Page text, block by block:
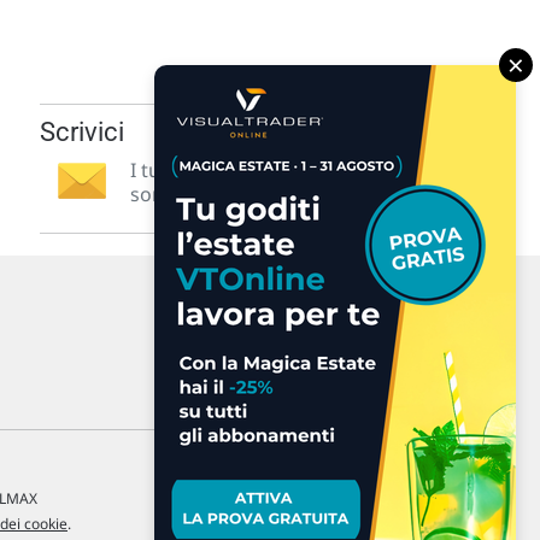
Scrivici
I tuoi suggerimenti per noi
sono preziosi e molto utili! »
cookie.
×